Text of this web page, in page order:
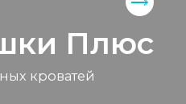
Плюс
кроватей